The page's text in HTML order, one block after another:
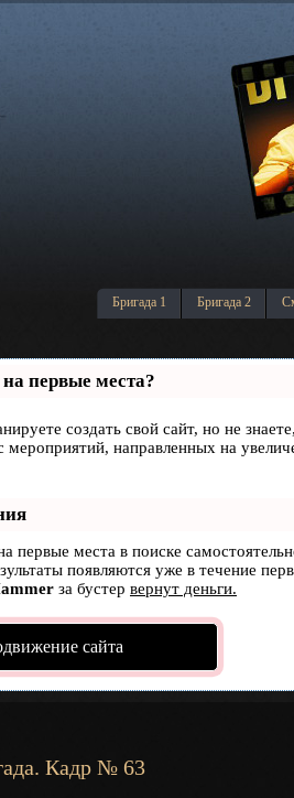
Бригада 1 Бригада 2
первые места?
создать свой сайт, но не
мероприятий, направленных на
первые места в поиске
появляются уже в течение
за бустер вернут деньги.
сайта
Кадр № 63